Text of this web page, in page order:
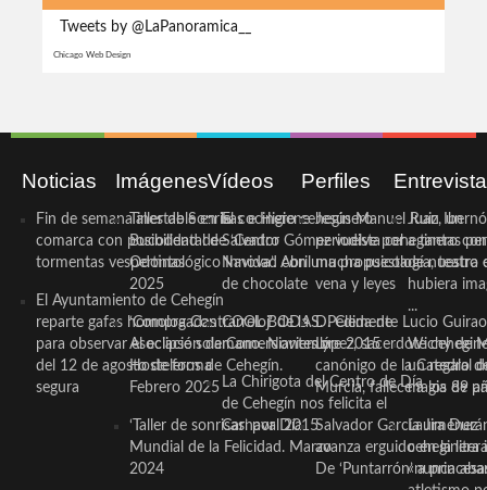
Tweets by @LaPanoramica__
Chicago Web Design
Noticias
Fin de semana inestable en la
comarca con posibilidad de
tormentas vespertinas
El Ayuntamiento de Cehegín
reparte gafas homologadas
para observar el eclipse solar
del 12 de agosto de forma
segura
Imágenes
Taller de Sonrisas e Higiene
Bucodental de ‘Centro
Odontológico Innova’. Abril
2025
‘Compra Contrarreloj’ de la
Asociación de Comerciantes y
Hosteleros de Cehegín.
Febrero 2025
‘Taller de sonrisas’ por Día
Mundial de la Felicidad. Marzo
2024
Vídeos
El cocinero ceheginero
Salvador Gómez vuelve por
Navidad con una propuesta
de chocolate
COOL BODAS. Pedida de
mano. Noviembre 2015
La Chirigota del Centro de Día
de Cehegín nos felicita el
Carnaval 2015
Perfiles
Jesús Manuel Ruiz, un
periodista ceheginero con
mucha psicología, teatro
vena y leyes
D. Clemente Lucio Guirao
López, sacerdote
canónigo de la Catedral
Murcia, fallece a los 89
Salvador García Jiménez
avanza erguido en la
De ‘Puntarrón’ a
Juan
a tantas
de nuestra
hubiera
...
Wichy de
un regalo
magia de
Laura
ceheginera
«nunca